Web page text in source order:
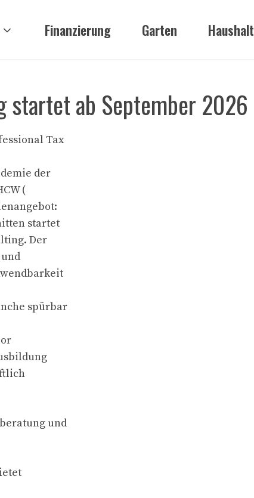
Finanzierung Garten Haushalt
startet ab September 2026
Tax
der
(
startet
Der
spürbar
und